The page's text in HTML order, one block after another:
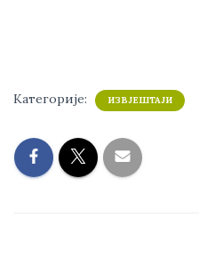
Категорије: ИЗВЈЕШТАЈИ